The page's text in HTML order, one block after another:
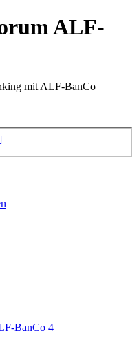
ALF-
mit ALF-BanCo
BanCo 4